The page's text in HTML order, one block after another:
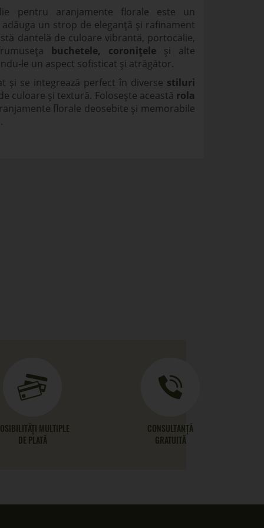
pentru aranjamente florale este un
un strop de eleganță și rafinament
dantelă de culoare vibrantă, portocalie,
buchetele, coronițele și alte
le un aspect sofisticat și atrăgător.
și se integrează perfect în diverse stiluri
culoare și textură. Folosește această rola
florale deosebite și memorabile
MULTIPLE
DE PLATĂ
CONSULTANȚĂ
GRATUITĂ